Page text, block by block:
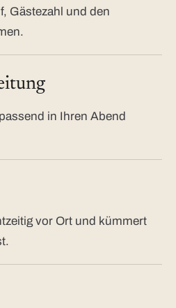
Gästezahl und den
in Ihren Abend
vor Ort und kümmert